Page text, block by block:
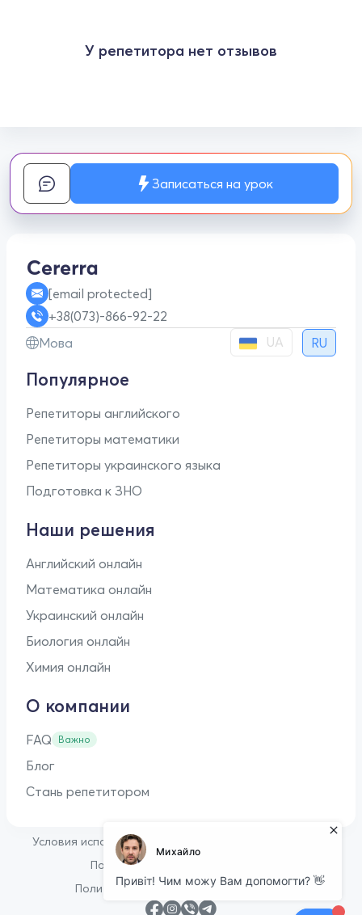
У репетитора нет отзывов
Записаться на урок
[email protected]
+38(073)-866-92-22
Мова
UA RU
Популярное
Репетиторы английского
Репетиторы математики
Репетиторы украинского языка
Подготовка к ЗНО
Наши решения
Английский онлайн
Математика онлайн
Украинский онлайн
Биология онлайн
Химия онлайн
О компании
FAQ Важно
Блог
Стань репетитором
Условия использования
Политика конфиденциальности
Политика в отношении файлов cookie